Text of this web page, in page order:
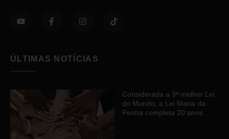
ÚLTIMAS NOTÍCIAS
Considerada a 3ª melhor Lei
do Mundo, a Lei Maria da
Penha completa 20 anos